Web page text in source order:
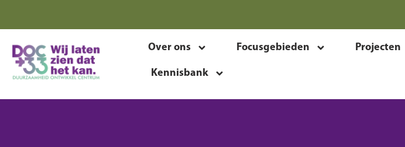
Over ons Focusgebieden Projecten
Kennisbank